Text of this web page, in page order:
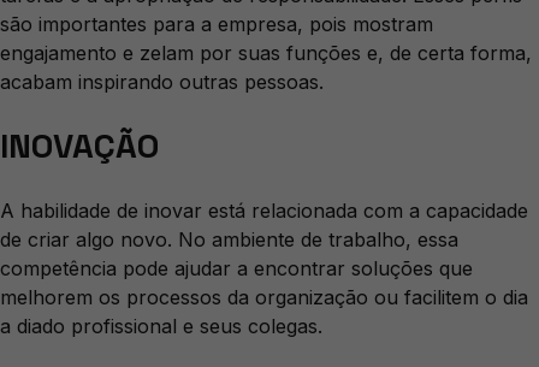
são importantes para a empresa, pois mostram
engajamento e zelam por suas funções e, de certa forma,
acabam inspirando outras pessoas.
INOVAÇÃO
A habilidade de inovar está relacionada com a capacidade
de criar algo novo. No ambiente de trabalho, essa
competência pode ajudar a encontrar soluções que
melhorem os processos da organização ou facilitem o dia
a diado profissional e seus colegas.